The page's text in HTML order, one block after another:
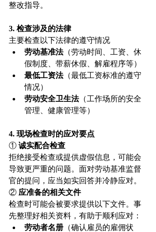
整改指导。
3. 检查涉及的法律
主要检查以下法律的遵守情况
劳动基准法（劳动时间、工资、休
假制度、带薪休假、解雇程序等）
最低工资法（最低工资标准的遵守
情况）
劳动安全卫生法（工作场所的安全
管理、健康管理等）
4. 现场检查时的应对要点
① 诚实配合检查
拒绝接受检查或提供虚假信息，可能会
导致更严重的问题。面对劳动基准监督
官的提问，应当如实回答并冷静应对。
② 应准备的相关文件
检查时可能会被要求提供以下文件。事
先整理好相关资料，有助于顺利应对：
劳动者名册 （确认雇员的雇佣状